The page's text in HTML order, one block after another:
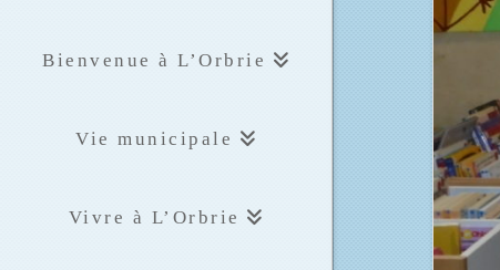
Bienvenue à L’Orbrie
Vie municipale
Vivre à L’Orbrie